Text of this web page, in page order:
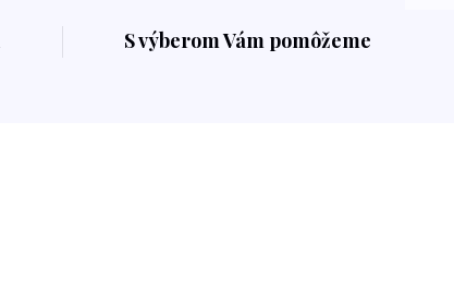
S výberom Vám pomôžeme